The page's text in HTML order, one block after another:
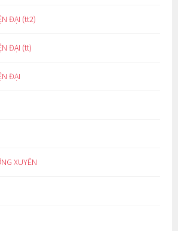
ĐẠI (tt2)
ĐẠI (tt)
ĐẠI
XUYÊN